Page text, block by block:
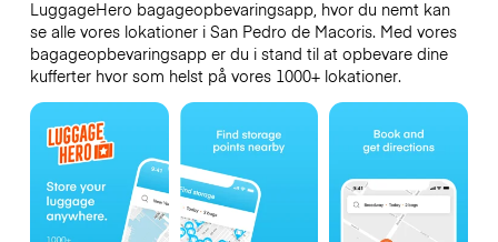
LuggageHero bagageopbevaringsapp, hvor du nemt kan
se alle vores lokationer i San Pedro de Macoris. Med vores
bagageopbevaringsapp er du i stand til at opbevare dine
kufferter hvor som helst på vores 1000+ lokationer.